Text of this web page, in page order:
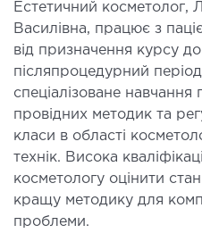
Естетичний косметолог,
Василівна, працює з
від призначення курсу
післяпроцедурний
спеціалізоване навчання
провідних методик та
класи в області
технік. Висока
косметологу оцінити
кращу методику для
проблеми.